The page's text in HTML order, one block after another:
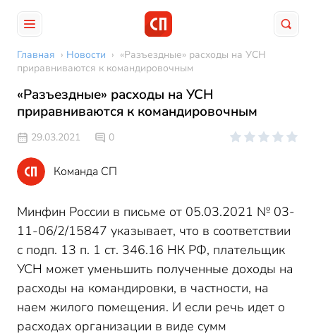
Главная › Новости › «Разъездные» расходы на УСН
приравниваются к командировочным
«Разъездные» расходы на УСН
приравниваются к командировочным
29.03.2021 0
Команда СП
Минфин России в письме от 05.03.2021 № 03-
11-06/2/15847 указывает, что в соответствии
с подп. 13 п. 1 ст. 346.16 НК РФ, плательщик
УСН может уменьшить полученные доходы на
расходы на командировки, в частности, на
наем жилого помещения. И если речь идет о
расходах организации в виде сумм